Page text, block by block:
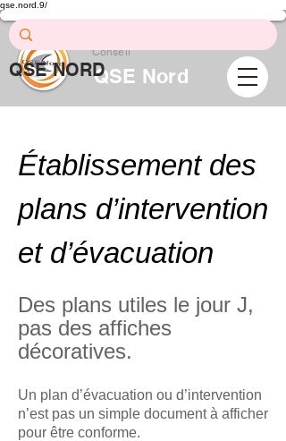
qse.nord.9/
QSE Nord
Conseil
QSE NORD
Établissement des
plans d’intervention
et d’évacuation
Des plans utiles le jour J,
pas des affiches
décoratives.
Un plan d’évacuation ou d’intervention
n’est pas un simple document à afficher
pour être conforme.